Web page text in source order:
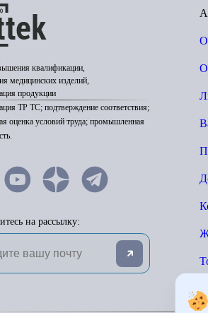
квалификации,
медицинских изделий,
продукции
ТР ТС; подтверждение соответствия;
оценка условий труда; промышленная
на рассылку:
О